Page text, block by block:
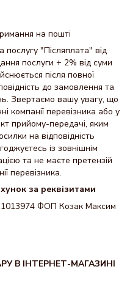
на пошті
послугу "Післяплата" від
послуги + 2% від суми
після повної
до замовлення та
Звертаємо вашу увагу, що
компанії перевізника або у
прийому-передачі, яким
на відповідність
із зовнішнім
та не маєте претензій
перевізника.
за реквізитами
ФОП Козак Максим
В ІНТЕРНЕТ-МАГАЗИНІ